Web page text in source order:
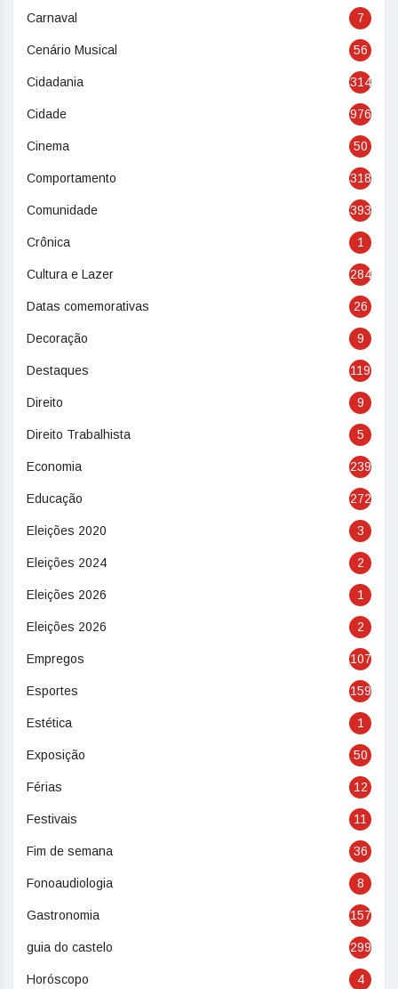
Carnaval 7
Cenário Musical 56
Cidadania 314
Cidade 976
Cinema 50
Comportamento 318
Comunidade 393
Crônica 1
Cultura e Lazer 284
Datas comemorativas 26
Decoração 9
Destaques 119
Direito 9
Direito Trabalhista 5
Economia 239
Educação 272
Eleições 2020 3
Eleições 2024 2
Eleições 2026 1
Eleições 2026 2
Empregos 107
Esportes 159
Estética 1
Exposição 50
Férias 12
Festivais 11
Fim de semana 36
Fonoaudiologia 8
Gastronomia 157
guia do castelo 299
Horóscopo 4